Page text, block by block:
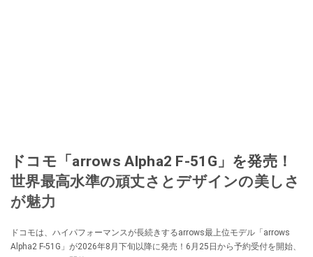
ドコモ「arrows Alpha2 F-51G」を発売！
世界最高水準の頑丈さとデザインの美しさ
が魅力
ドコモは、ハイパフォーマンスが長続きするarrows最上位モデル「arrows
Alpha2 F-51G」が2026年8月下旬以降に発売！6月25日から予約受付を開始、